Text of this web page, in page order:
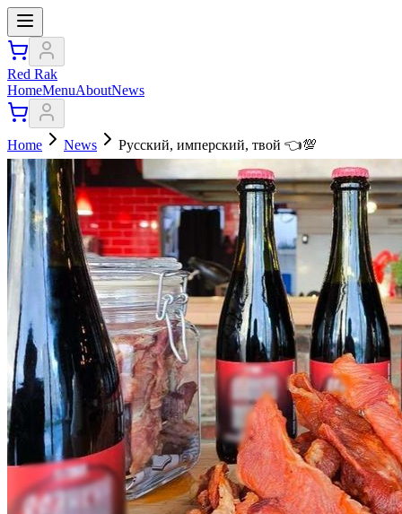
Red Rak
HomeMenuAboutNews
Home News Русский, имперский, твой 👈💯